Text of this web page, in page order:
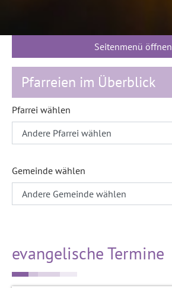
Seitenmenü öffnen
Pfarreien im Überblick
Pfarrei wählen
Gemeinde wählen
evangelische Termine